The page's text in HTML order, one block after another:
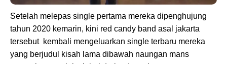
Setelah melepas single pertama mereka dipenghujung
tahun 2020 kemarin, kini red candy band asal jakarta
tersebut kembali mengeluarkan single terbaru mereka
yang berjudul kisah lama dibawah naungan mans